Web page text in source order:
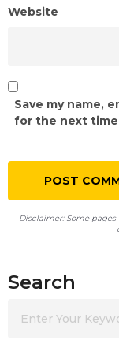
Website
Save my name,
for the next
Disclaimer: Some
Search